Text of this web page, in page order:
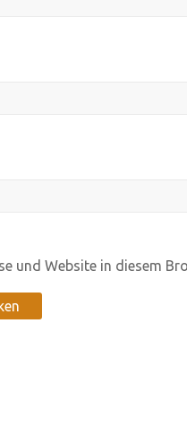
und Website in diesem